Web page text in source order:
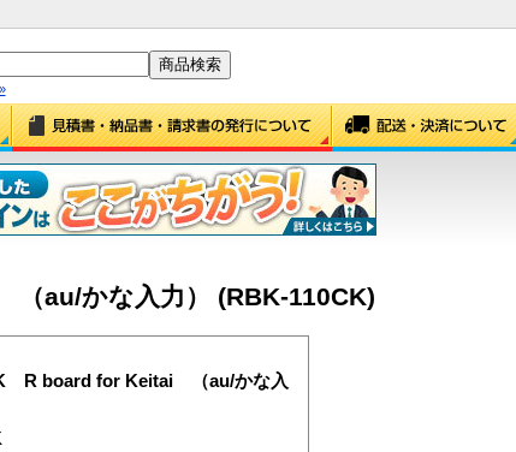
au/かな入力） (RBK-110CK)
R board for Keitai （au/かな入